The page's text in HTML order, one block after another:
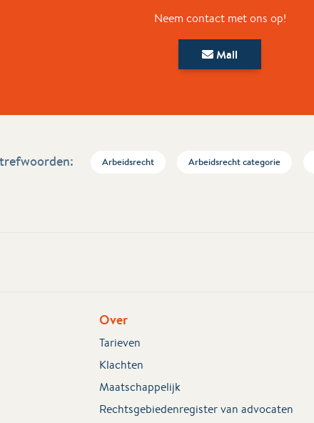
Neem contact met ons op!
Mail
Arbeidsrecht Arbeidsrecht categorie
Over
Tarieven
Klachten
Maatschappelijk
Rechtsgebiedenregister van advocaten